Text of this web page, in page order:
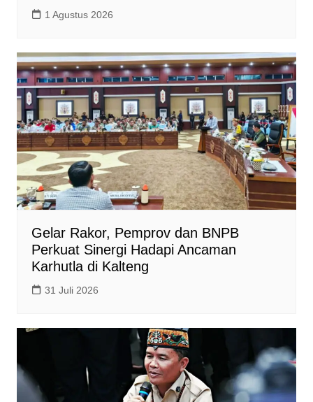
1 Agustus 2026
Gelar Rakor, Pemprov dan BNPB
Perkuat Sinergi Hadapi Ancaman
Karhutla di Kalteng
31 Juli 2026